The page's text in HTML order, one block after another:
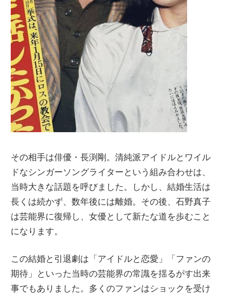
その相手は俳優・長渕剛。清純派アイドルとワイル
ドなシンガーソングライターという組み合わせは、
当時大きな話題を呼びました。しかし、結婚生活は
長くは続かず、数年後には離婚。その後、石野真子
は芸能界に復帰し、女優として新たな道を歩むこと
になります。
この結婚と引退劇は「アイドルと恋愛」「ファンの
期待」といった当時の芸能界の常識を揺るがす出来
事でもありました。多くのファンはショックを受け